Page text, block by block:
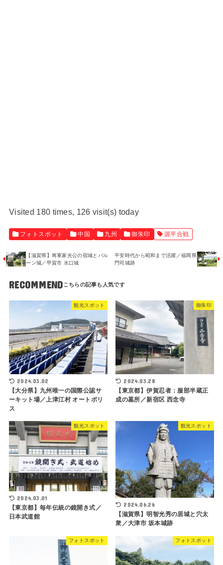
Visited 180 times, 126 visit(s) today
フォトスポット 中国 九州 御朱印 源平合戦
【滋賀県】将軍家光公の宿城とバル
ーン城／甲賀市 水口城
平安時代から昭和まで活躍／福岡県
門司城跡
RECOMMEND
観光スポット
2024.03.02
【大分県】九州唯一の国際公認サ
ーキット場／上津江村 オートポリ
ス
御朱印
2024.03.28
【東京都】伊賀忍者：服部半蔵正
成の墓所／新宿区 西念寺
観光スポット
2024.03.01
【東京都】毎年伝統の鏡開き式／
日本武道館
観光スポット
2024.06.26
【滋賀県】明智光秀の居城と穴太
衆／大津市 坂本城跡
フォトスポット フォトスポット